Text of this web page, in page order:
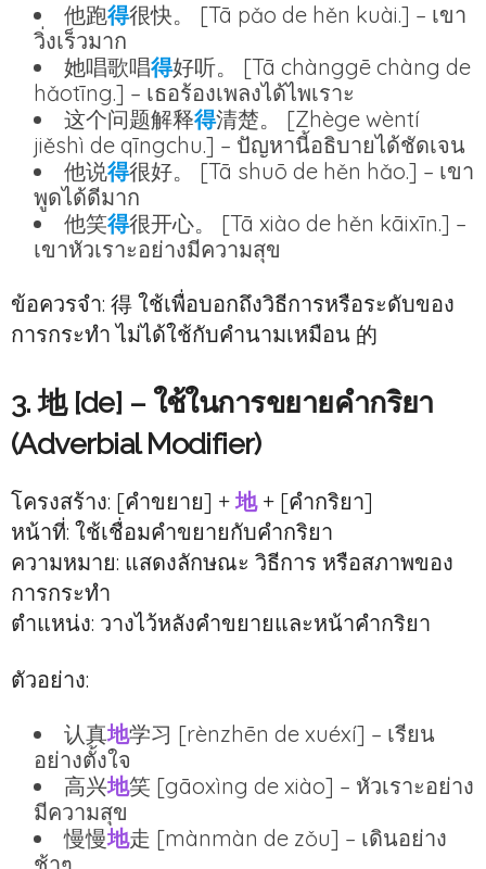
他跑得很快。 [Tā pǎo de hěn kuài.] – เขา
วิ่งเร็วมาก
她唱歌唱得好听。 [Tā chànggē chàng de
hǎotīng.] – เธอร้องเพลงได้ไพเราะ
这个问题解释得清楚。 [Zhège wèntí
jiěshì de qīngchu.] – ปัญหานี้อธิบายได้ชัดเจน
他说得很好。 [Tā shuō de hěn hǎo.] – เขา
พูดได้ดีมาก
他笑得很开心。 [Tā xiào de hěn kāixīn.] –
เขาหัวเราะอย่างมีความสุข
ข้อควรจำ: 得 ใช้เพื่อบอกถึงวิธีการหรือระดับของ
การกระทำ ไม่ได้ใช้กับคำนามเหมือน 的
3. 地 [de] – ใช้ในการขยายคำกริยา
(Adverbial Modifier)
โครงสร้าง: [คำขยาย] +地+ [คำกริยา]
หน้าที่: ใช้เชื่อมคำขยายกับคำกริยา
ความหมาย: แสดงลักษณะ วิธีการ หรือสภาพของ
การกระทำ
ตำแหน่ง: วางไว้หลังคำขยายและหน้าคำกริยา
ตัวอย่าง:
认真地学习 [rènzhēn de xuéxí] – เรียน
อย่างตั้งใจ
高兴地笑 [gāoxìng de xiào] – หัวเราะอย่าง
มีความสุข
慢慢地走 [mànmàn de zǒu] – เดินอย่าง